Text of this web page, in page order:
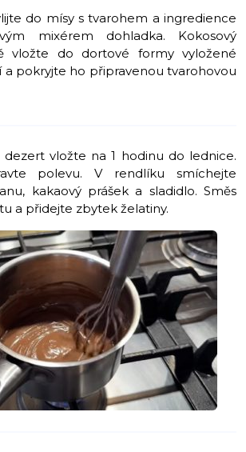
do mísy s tvarohem a ingredience
mixérem dohladka. Kokosový
vložte do dortové formy vyložené
a pokryjte ho připravenou tvarohovou
vložte na 1 hodinu do lednice.
polevu. V rendlíku smíchejte
kakaový prášek a sladidlo. Směs
a přidejte zbytek želatiny.